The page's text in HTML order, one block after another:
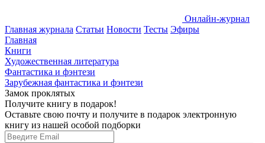
Онлайн-журнал
Главная журнала Статьи Новости Тесты Эфиры
Главная
Книги
Художественная литература
Фантастика и фэнтези
Зарубежная фантастика и фэнтези
Замок проклятых
Получите книгу в подарок!
Оставьте свою почту и получите в подарок электронную
книгу из нашей особой подборки